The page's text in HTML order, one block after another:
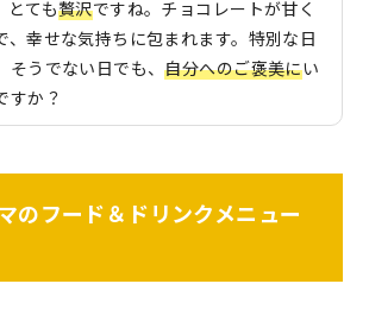
とても贅沢ですね。チョコレートが甘く
、幸せな気持ちに包まれます。特別な日
そうでない日でも、自分へのご褒美にい
すか？
のフード＆ドリンクメニュー